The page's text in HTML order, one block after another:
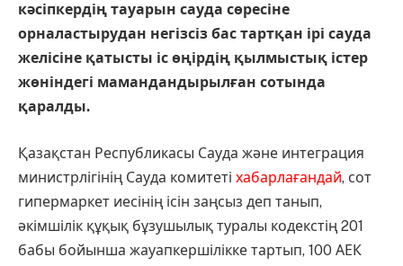
кәсіпкердің тауарын сауда сөресіне
орналастырудан негізсіз бас тартқан ірі сауда
желісіне қатысты іс өңірдің қылмыстық істер
жөніндегі мамандандырылған сотында
қаралды.
Қазақстан Республикасы Сауда және интеграция
министрлігінің Сауда комитеті хабарлағандай, сот
гипермаркет иесінің ісін заңсыз деп танып,
әкімшілік құқық бұзушылық туралы кодекстің 201
бабы бойынша жауапкершілікке тартып, 100 АЕК